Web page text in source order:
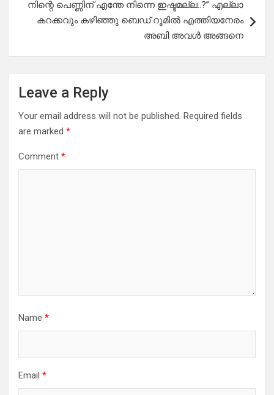
നിന്റെ പെണ്ണിന് എന്തേ നിന്നെ ഇഷ്ടമല്ല..?” എല്ലാ
കറക്കവും കഴിഞ്ഞു ബെഡ് റൂമിൽ എത്തിയനേരം
അബി അവൾ അങ്ങനെ
Leave a Reply
Your email address will not be published. Required fields
are marked *
Comment *
Name *
Email *